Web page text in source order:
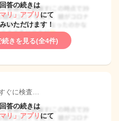
答の続きは
リ」アプリ にて
いただけます！
続きを見る(全4件)
ぐに検査…
答の続きは
リ」アプリ にて